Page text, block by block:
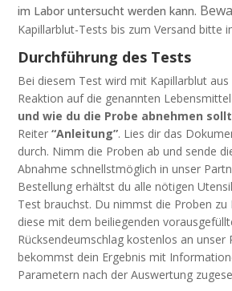
im Labor untersucht werden kann.
Kapillarblut-Tests bis zum Versand bitte
Durchführung des Tests
Bei diesem Test wird mit Kapillarblut
Reaktion auf die genannten
und wie du die Probe abnehmen
Reiter“Anleitung”. Lies dir das
durch. Nimm die Proben ab und sende
Abnahme schnellstmöglich in unser
Bestellung erhältst du alle nötigen
Test brauchst. Du nimmst die Proben zu
diese mit dem beiliegenden
Rücksendeumschlag kostenlos an unser
bekommst dein Ergebnis mit
Parametern nach der Auswertung